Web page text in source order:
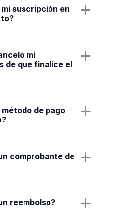
suscripción en
mi
de que finalice el
método de pago
comprobante de
reembolso?